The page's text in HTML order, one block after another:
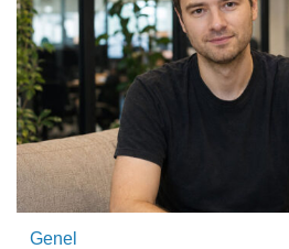
Genel